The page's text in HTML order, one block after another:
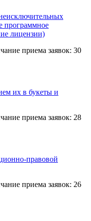
программное
лицензии)
приема заявок: 30
их в букеты и
приема заявок: 28
правовой
приема заявок: 26